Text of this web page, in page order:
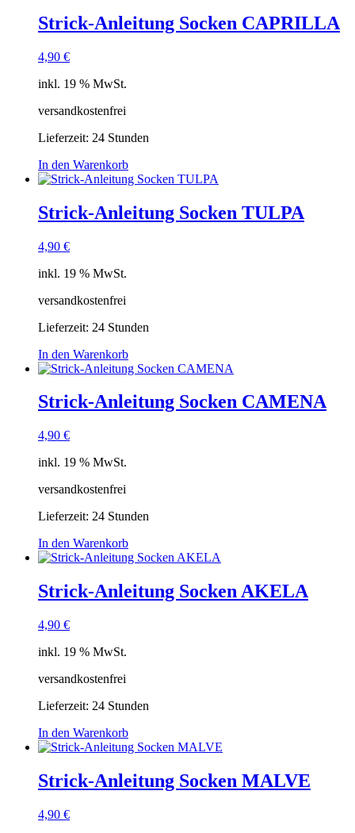
Strick-Anleitung Socken CAPRILLA
4,90 €
inkl. 19 % MwSt.
versandkostenfrei
Lieferzeit: 24 Stunden
In den Warenkorb
Strick-Anleitung Socken TULPA
4,90 €
inkl. 19 % MwSt.
versandkostenfrei
Lieferzeit: 24 Stunden
In den Warenkorb
Strick-Anleitung Socken CAMENA
4,90 €
inkl. 19 % MwSt.
versandkostenfrei
Lieferzeit: 24 Stunden
In den Warenkorb
Strick-Anleitung Socken AKELA
4,90 €
inkl. 19 % MwSt.
versandkostenfrei
Lieferzeit: 24 Stunden
In den Warenkorb
Strick-Anleitung Socken MALVE
4,90 €